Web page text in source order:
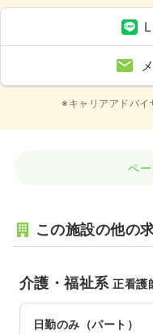
※キャリアアドバイ
ペ
この施設の他の
介護・福祉系正看護
日勤のみ（パート）